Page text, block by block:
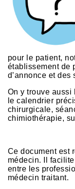
pour le patient,
établissement de
d’annonce et des
On y trouve aussi
le calendrier
chirurgicale,
chimiothérapie,
Ce document est
médecin. Il
entre les
médecin traitant.